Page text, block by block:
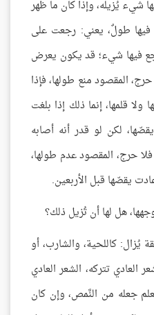
شيء يُزيله، وإذا كان ما ظهر
طولٌ، يعني: رجعت على
رجع فيها شيء؛ قد يكون يعرض
المقصود منع طولها، فإذا
قلمها، إنما ذلك إذا بلغت
لكن لو قدر أنه أصابه
حرج، المقصود عدم طولها،
يقصّها قبل الأربعين.
هل لها أن تُزيل ذلك؟
يُزال: كاللحية، والشارب، أو
العادي تتركه، الشعر العادي
جعله من النَّمص، وإن كان